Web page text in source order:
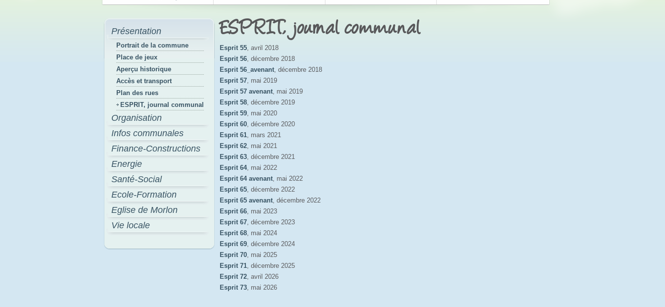
Présentation
Portrait de la commune
Place de jeux
Aperçu historique
Accès et transport
Plan des rues
ESPRIT, journal communal
Organisation
Infos communales
Finance-Constructions
Energie
Santé-Social
Ecole-Formation
Eglise de Morlon
Vie locale
ESPRIT, journal communal
Esprit 55, avril 2018
Esprit 56, décembre 2018
Esprit 56_avenant, décembre 2018
Esprit 57, mai 2019
Esprit 57 avenant, mai 2019
Esprit 58, décembre 2019
Esprit 59, mai 2020
Esprit 60, décembre 2020
Esprit 61, mars 2021
Esprit 62, mai 2021
Esprit 63, décembre 2021
Esprit 64, mai 2022
Esprit 64 avenant, mai 2022
Esprit 65, décembre 2022
Esprit 65 avenant, décembre 2022
Esprit 66, mai 2023
Esprit 67, décembre 2023
Esprit 68, mai 2024
Esprit 69, décembre 2024
Esprit 70, mai 2025
Esprit 71, décembre 2025
Esprit 72, avril 2026
Esprit 73, mai 2026